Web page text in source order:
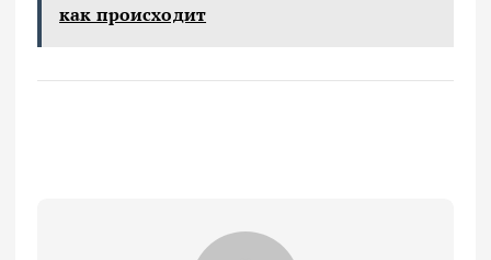
как происходит